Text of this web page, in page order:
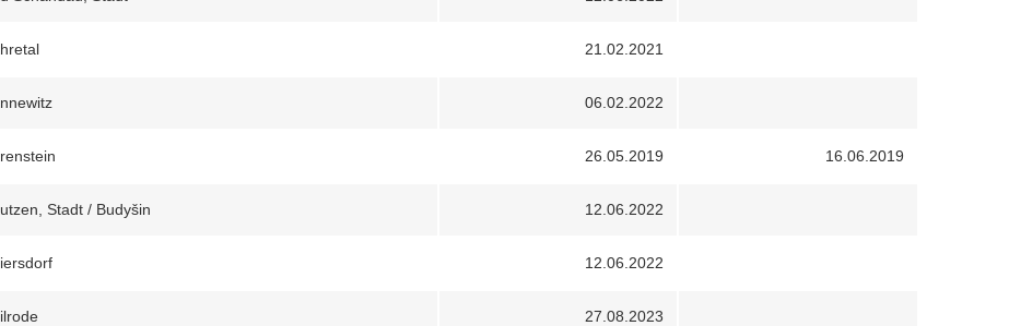
21.02.2021
06.02.2022
26.05.2019 16.06.2019
Stadt / Budyšin 12.06.2022
12.06.2022
27.08.2023